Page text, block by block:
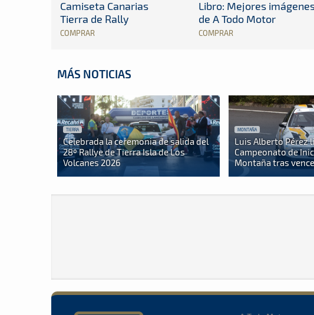
Camiseta Canarias
Tierra de Rally
COMPRAR
Libro: Mejores
de A Todo Motor
COMPRAR
MÁS NOTICIAS
TIERRA
Celebrada la ceremonia de salida del
28º Rallye de Tierra Isla de Los
Volcanes 2026
MONTAÑA
Luis Alberto Pérez
Campeonato de
Montaña tras